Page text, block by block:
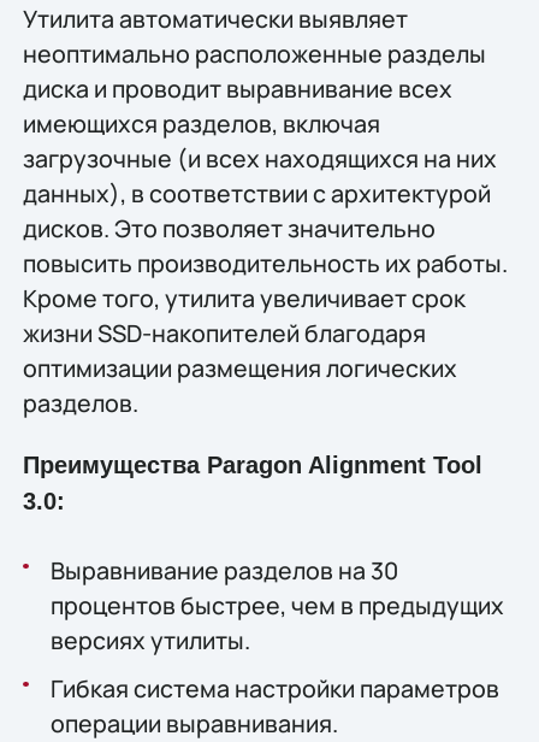
Утилита автоматически выявляет
неоптимально расположенные разделы
диска и проводит выравнивание всех
имеющихся разделов, включая
загрузочные (и всех находящихся на них
данных), в соответствии с архитектурой
дисков. Это позволяет значительно
повысить производительность их работы.
Кроме того, утилита увеличивает срок
жизни SSD-накопителей благодаря
оптимизации размещения логических
разделов.
Преимущества Paragon Alignment Tool
3.0:
Выравнивание разделов на 30
процентов быстрее, чем в предыдущих
версиях утилиты.
Гибкая система настройки параметров
операции выравнивания.